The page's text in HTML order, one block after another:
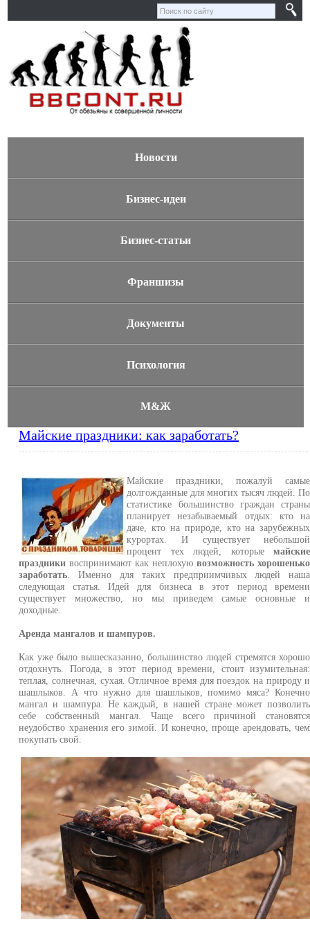
Новости
Бизнес-идеи
Бизнес-статьи
Франшизы
Документы
Психология
М&Ж
Майские праздники: как заработать?
Майские праздники, пожалуй самые
долгожданные для многих тысяч людей. По
статистике большинство граждан страны
планирует незабываемый отдых: кто на
даче, кто на природе, кто на зарубежных
курортах. И существует небольшой
процент тех людей, которыемайские
праздники воспринимают как неплохуювозможность хорошенько
заработать . Именно для таких предприимчивых людей наша
следующая статья. Идей для бизнеса в этот период времени
существует множество, но мы приведем самые основные и
доходные.
Аренда мангалов и шампуров.
Как уже было вышесказанно, большинство людей стремятся хорошо
отдохнуть. Погода, в этот период времени, стоит изумительная:
теплая, солнечная, сухая. Отличное время для поездок на природу и
шашлыков. А что нужно для шашлыков, помимо мяса? Конечно
мангал и шампура. Не каждый, в нашей стране может позволить
себе собственный мангал. Чаще всего причиной становятся
неудобство хранения его зимой. И конечно, проще арендовать, чем
покупать свой.